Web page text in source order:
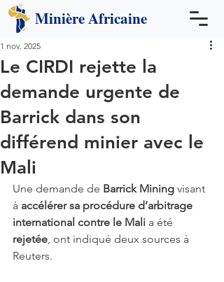
MinièreAfricaine
Le CIRDI rejette la
demande urgente de
Barrick dans son
différend minier avec le
Mali
1 nov. 2025
Une demande de Barrick Mining visant
à accélérer sa procédure d’arbitrage
international contre le Mali a été
rejetée, ont indiqué deux sources à
Reuters.